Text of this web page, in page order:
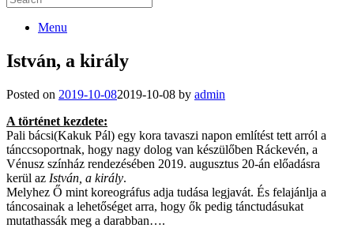
Menu
István, a király
Posted on 2019-10-082019-10-08 by admin
A történet kezdete:
Pali bácsi(Kakuk Pál) egy kora tavaszi napon említést tett arról a
tánccsoportnak, hogy nagy dolog van készülőben Ráckevén, a
Vénusz színház rendezésében 2019. augusztus 20-án előadásra
kerül az István, a király.
Melyhez Ő mint koreográfus adja tudása legjavát. És felajánlja a
táncosainak a lehetőséget arra, hogy ők pedig tánctudásukat
mutathassák meg a darabban….